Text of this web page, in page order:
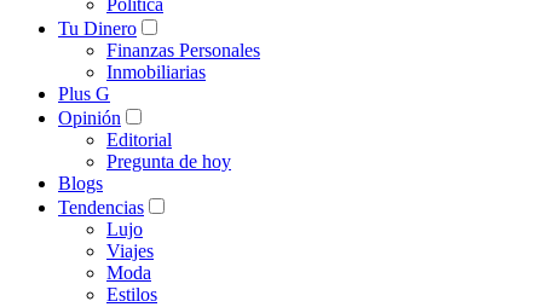
Política
Tu Dinero
Finanzas Personales
Inmobiliarias
Plus G
Opinión
Editorial
Pregunta de hoy
Blogs
Tendencias
Lujo
Viajes
Moda
Estilos